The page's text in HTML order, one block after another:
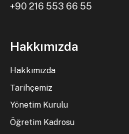
+90 216 553 66 55
Hakkımızda
Hakkımızda
Tarihçemiz
Yönetim Kurulu
Öğretim Kadrosu